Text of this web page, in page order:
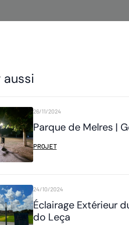
aussi
Parque de Melres |
26/11/2024
PROJET
Éclairage Extérieur
do Leça
24/10/2024